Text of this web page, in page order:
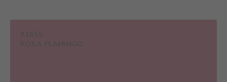
#1655
ROSA FLAMINGO